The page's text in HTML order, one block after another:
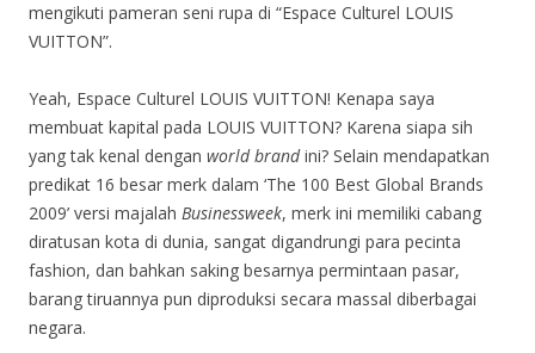
mengikuti pameran seni rupa di “Espace Culturel LOUIS
VUITTON”.
Yeah, Espace Culturel LOUIS VUITTON! Kenapa saya
membuat kapital pada LOUIS VUITTON? Karena siapa sih
yang tak kenal dengan world brandini? Selain mendapatkan
predikat 16 besar merk dalam ‘The 100 Best Global Brands
2009’ versi majalah Businessweek, merk ini memiliki cabang
diratusan kota di dunia, sangat digandrungi para pecinta
fashion, dan bahkan saking besarnya permintaan pasar,
barang tiruannya pun diproduksi secara massal diberbagai
negara.